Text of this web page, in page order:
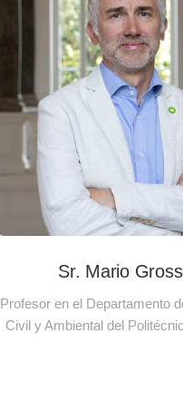
Sr. Mario
Profesor en el Departamento
Civil y Ambiental del